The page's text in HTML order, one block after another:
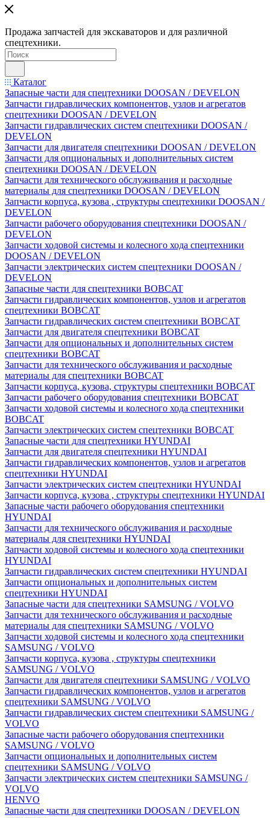
Продажа запчастей для экскаваторов и для различной
спецтехники.
Каталог
Запасные части для спецтехники DOOSAN / DEVELON
Запчасти гидравлических компонентов, узлов и агрегатов
спецтехники DOOSAN / DEVELON
Запчасти гидравлических систем спецтехники DOOSAN /
DEVELON
Запчасти для двигателя спецтехники DOOSAN / DEVELON
Запчасти для опциональных и дополнительных систем
спецтехники DOOSAN / DEVELON
Запчасти для технического обслуживания и расходные
материалы для спецтехники DOOSAN / DEVELON
Запчасти корпуса, кузова , структуры спецтехники DOOSAN /
DEVELON
Запчасти рабочего оборудования спецтехники DOOSAN /
DEVELON
Запчасти ходовой системы и колесного хода спецтехники
DOOSAN / DEVELON
Запчасти электрических систем спецтехники DOOSAN /
DEVELON
Запасные части для спецтехники BOBCAT
Запчасти гидравлических компонентов, узлов и агрегатов
спецтехники BOBCAT
Запчасти гидравлических систем спецтехники BOBCAT
Запчасти для двигателя спецтехники BOBCAT
Запчасти для опциональных и дополнительных систем
спецтехники BOBCAT
Запчасти для технического обслуживания и расходные
материалы для спецтехники BOBCAT
Запчасти корпуса, кузова, структуры спецтехники BOBCAT
Запчасти рабочего оборудования спецтехники BOBCAT
Запчасти ходовой системы и колесного хода спецтехники
BOBCAT
Запчасти электрических систем спецтехники BOBCAT
Запасные части для спецтехники HYUNDAI
Запчасти для двигателя спецтехники HYUNDAI
Запчасти гидравлических компонентов, узлов и агрегатов
спецтехники HYUNDAI
Запчасти электрических систем спецтехники HYUNDAI
Запчасти корпуса, кузова , структуры спецтехники HYUNDAI
Запасные части рабочего оборудования спецтехники
HYUNDAI
Запчасти для технического обслуживания и расходные
материалы для спецтехники HYUNDAI
Запчасти ходовой системы и колесного хода спецтехники
HYUNDAI
Запчасти гидравлических систем спецтехники HYUNDAI
Запчасти опциональных и дополнительных систем
спецтехники HYUNDAI
Запасные части для спецтехники SAMSUNG / VOLVO
Запчасти для технического обслуживания и расходные
материалы для спецтехники SAMSUNG / VOLVO
Запчасти ходовой системы и колесного хода спецтехники
SAMSUNG / VOLVO
Запчасти корпуса, кузова , структуры спецтехники
SAMSUNG / VOLVO
Запчасти для двигателя спецтехники SAMSUNG / VOLVO
Запчасти гидравлических компонентов, узлов и агрегатов
спецтехники SAMSUNG / VOLVO
Запчасти гидравлических систем спецтехники SAMSUNG /
VOLVO
Запасные части рабочего оборудования спецтехники
SAMSUNG / VOLVO
Запчасти опциональных и дополнительных систем
спецтехники SAMSUNG / VOLVO
Запчасти электрических систем спецтехники SAMSUNG /
VOLVO
HENVO
Запасные части для спецтехники DOOSAN / DEVELON